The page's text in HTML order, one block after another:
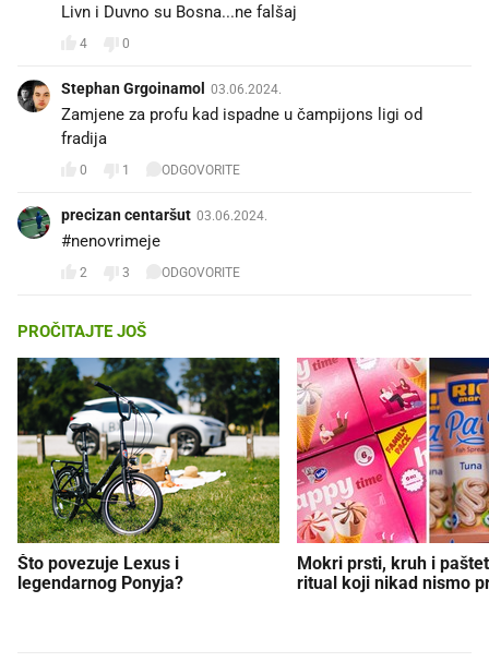
Livn i Duvno su Bosna...ne falšaj
4 0
Stephan Grgoinamol 03.06.2024.
Zamjene za profu kad ispadne u čampijons ligi od
fradija
0 1 ODGOVORITE
precizan centaršut 03.06.2024.
#nenovrimeje
2 3 ODGOVORITE
PROČITAJTE JOŠ
Što povezuje Lexus i
legendarnog Ponyja?
Mokri prsti, kruh i
ritual koji nikad nismo